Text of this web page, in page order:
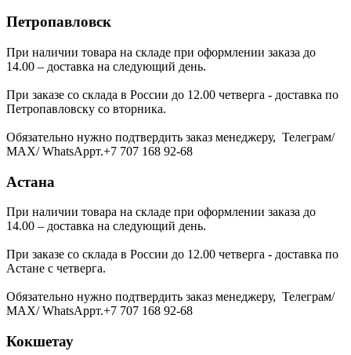
Петропавловск
При наличии товара на складе при оформлении заказа до
14.00 – доставка на следующий день.
При заказе со склада в России до 12.00 четверга - доставка по
Петропавловску со вторника.
Обязательно нужно подтвердить заказ менеджеру, Телеграм/
МАХ/ WhatsAppт.+7 707 168 92-68
Астана
При наличии товара на складе при оформлении заказа до
14.00 – доставка на следующий день.
При заказе со склада в России до 12.00 четверга - доставка по
Астане с четверга.
Обязательно нужно подтвердить заказ менеджеру, Телеграм/
МАХ/ WhatsAppт.+7 707 168 92-68
Кокшетау